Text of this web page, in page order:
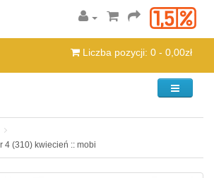
Liczba pozycji: 0 - 0,00zł
4 (310) kwiecień :: mobi